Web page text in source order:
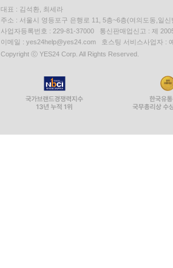
대표 : 김석환, 최세라
주소 : 서울시 영등포구 은행로 11, 5층~6층(여의도동,일신
사업자등록번호 : 229-81-37000 통신판매업신고 : 제
이메일 : yes24help@yes24.com 호스팅 서비스사업자 :
Copyright ⓒ YES24 Corp. All Rights Reserved.